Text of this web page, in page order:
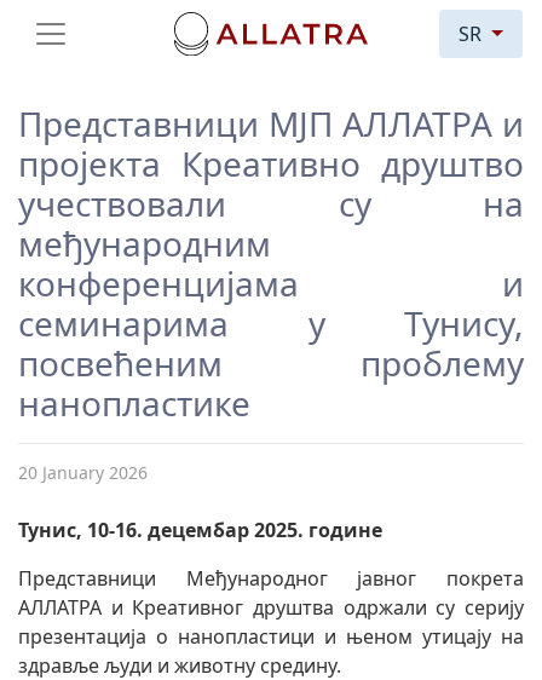
SR
Представници МЈП АЛЛАТРА и
пројекта Креативно друштво
учествовали су на
међународним
конференцијама и
семинарима у Тунису,
посвећеним проблему
нанопластике
20 January 2026
Тунис, 10-16. децембар 2025. године
Представници Међународног јавног покрета
АЛЛАТРА и Креативног друштва одржали су серију
презентација о нанопластици и њеном утицају на
здравље људи и животну средину.